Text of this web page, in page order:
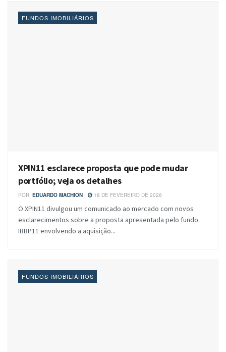
FUNDOS IMOBILIÁRIOS
XPIN11 esclarece proposta que pode mudar
portfólio; veja os detalhes
POR: EDUARDO MACHION 18 DE FEVEREIRO DE 2026
O XPIN11 divulgou um comunicado ao mercado com novos
esclarecimentos sobre a proposta apresentada pelo fundo
IBBP11 envolvendo a aquisição...
FUNDOS IMOBILIÁRIOS